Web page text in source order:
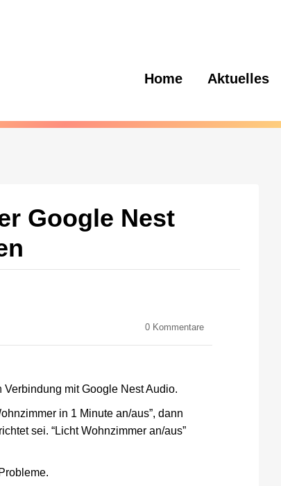
Home Aktuelles
Google Nest
0 Kommentare
mit Google Nest Audio.
in 1 Minute an/aus”, dann
sei. “Licht Wohnzimmer an/aus”